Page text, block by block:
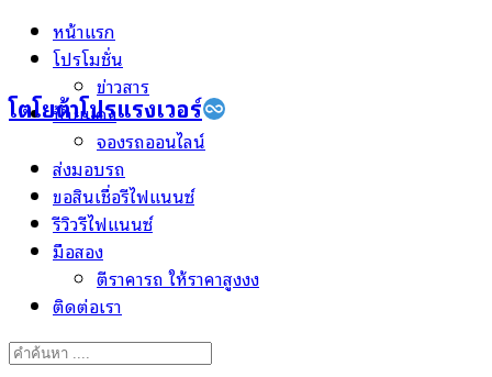
Skip
โตโยต้าโปรแรงเวอร์
หน้าแรก
โปรโมชั่น
ข่าวสาร
ป้ายแดง
จองรถออนไลน์
ส่งมอบรถ
ขอสินเชื่อรีไฟแนนซ์
รีวิวรีไฟแนนซ์
มือสอง
ตีราคารถ ให้ราคาสูงงง
ติดต่อเรา
Search